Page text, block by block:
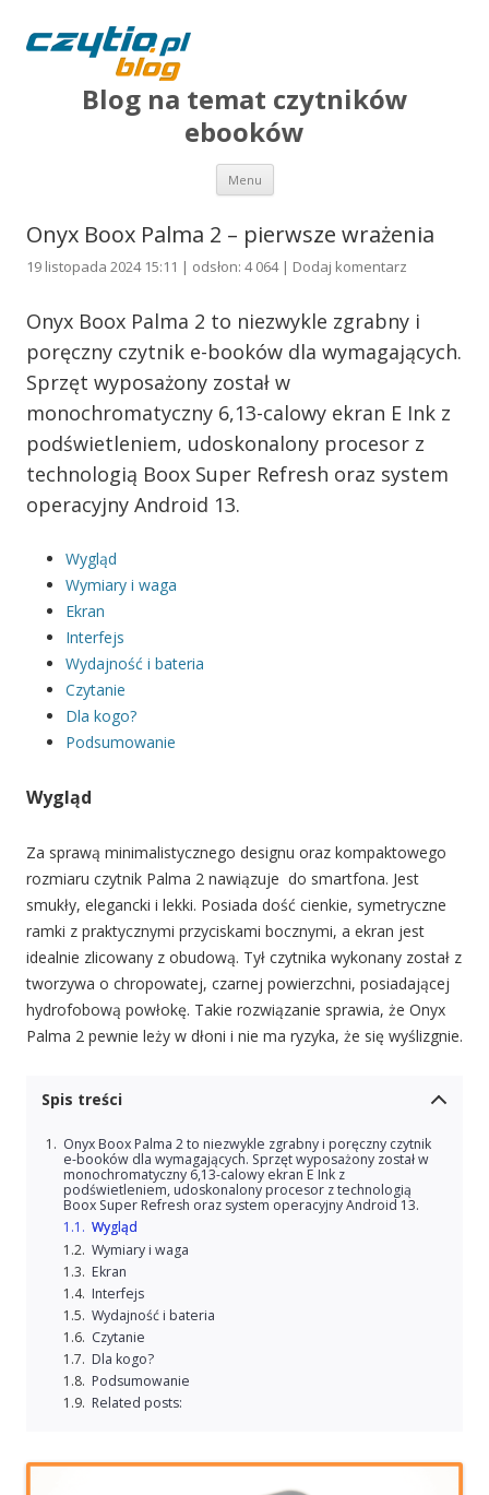
Blog na temat czytników
ebooków
Menu Przejdź do treści
Onyx Boox Palma 2 – pierwsze wrażenia
19 listopada 2024 15:11 | odsłon: 4 064 | Dodaj komentarz
Onyx Boox Palma 2 to niezwykle zgrabny i
poręczny czytnik e-booków dla wymagających.
Sprzęt wyposażony został w
monochromatyczny 6,13-calowy ekran E Ink z
podświetleniem, udoskonalony procesor z
technologią Boox Super Refresh oraz system
operacyjny Android 13.
Wygląd
Wymiary i waga
Ekran
Interfejs
Wydajność i bateria
Czytanie
Dla kogo?
Podsumowanie
Wygląd
Za sprawą minimalistycznego designu oraz kompaktowego
rozmiaru czytnik Palma 2 nawiązuje do smartfona. Jest
smukły, elegancki i lekki. Posiada dość cienkie, symetryczne
ramki z praktycznymi przyciskami bocznymi, a ekran jest
idealnie zlicowany z obudową. Tył czytnika wykonany został z
tworzywa o chropowatej, czarnej powierzchni, posiadającej
hydrofobową powłokę. Takie rozwiązanie sprawia, że Onyx
Palma 2 pewnie leży w dłoni i nie ma ryzyka, że się wyślizgnie.
Spis treści
Onyx Boox Palma 2 to niezwykle zgrabny i poręczny czytnik
e-booków dla wymagających. Sprzęt wyposażony został w
monochromatyczny 6,13-calowy ekran E Ink z
podświetleniem, udoskonalony procesor z technologią
Boox Super Refresh oraz system operacyjny Android 13.
Wygląd
Wymiary i waga
Ekran
Interfejs
Wydajność i bateria
Czytanie
Dla kogo?
Podsumowanie
Related posts: